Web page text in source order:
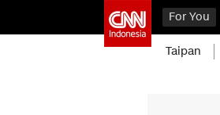
For You
Taipan